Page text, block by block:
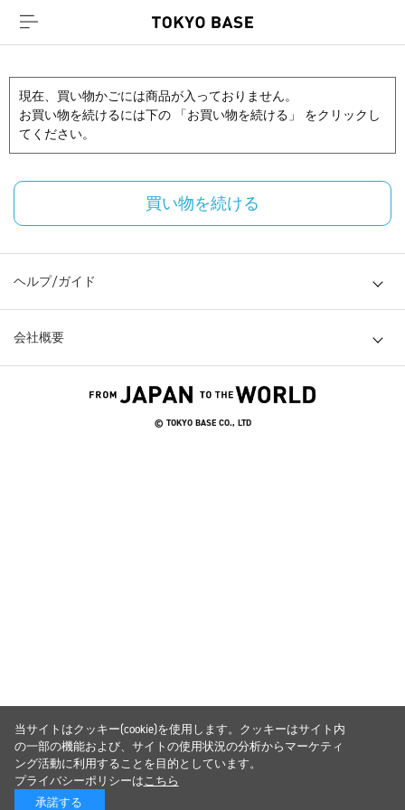
現在、買い物かごには商品が入っておりません。
お買い物を続けるには下の 「お買い物を続ける」 をクリックし
てください。
買い物を続ける
ヘルプ/ガイド
会社概要
© TOKYO BASE CO., LTD
当サイトはクッキー(cookie)を使用します。クッキーはサイト内
の一部の機能および、サイトの使用状況の分析からマーケティ
ング活動に利用することを目的としています。
プライバシーポリシーはこちら
承諾する